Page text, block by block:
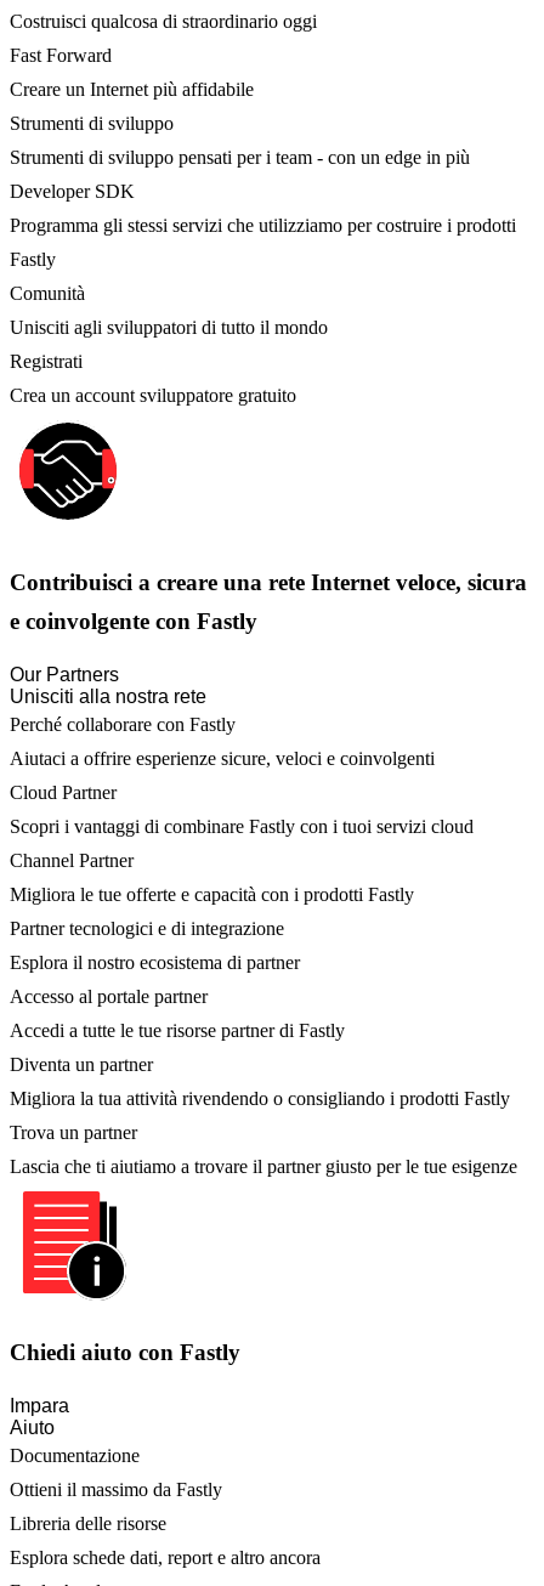
Costruisci qualcosa di straordinario oggi
Fast Forward
Creare un Internet più affidabile
Strumenti di sviluppo
Strumenti di sviluppo pensati per i team - con un edge in più
Developer SDK
Programma gli stessi servizi che utilizziamo per costruire i prodotti
Fastly
Comunità
Unisciti agli sviluppatori di tutto il mondo
Registrati
Crea un account sviluppatore gratuito
Contribuisci a creare una rete Internet veloce, sicura
e coinvolgente con Fastly
Our Partners
Unisciti alla nostra rete
Perché collaborare con Fastly
Aiutaci a offrire esperienze sicure, veloci e coinvolgenti
Cloud Partner
Scopri i vantaggi di combinare Fastly con i tuoi servizi cloud
Channel Partner
Migliora le tue offerte e capacità con i prodotti Fastly
Partner tecnologici e di integrazione
Esplora il nostro ecosistema di partner
Accesso al portale partner
Accedi a tutte le tue risorse partner di Fastly
Diventa un partner
Migliora la tua attività rivendendo o consigliando i prodotti Fastly
Trova un partner
Lascia che ti aiutiamo a trovare il partner giusto per le tue esigenze
Chiedi aiuto con Fastly
Impara
Aiuto
Documentazione
Ottieni il massimo da Fastly
Libreria delle risorse
Esplora schede dati, report e altro ancora